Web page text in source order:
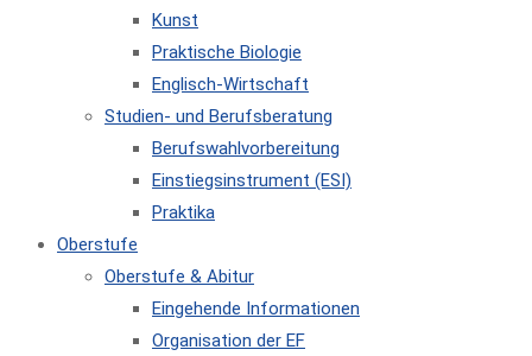
Kunst
Praktische Biologie
Englisch-Wirtschaft
Studien- und Berufsberatung
Berufswahlvorbereitung
Einstiegsinstrument (ESI)
Praktika
Oberstufe
Oberstufe & Abitur
Eingehende Informationen
Organisation der EF